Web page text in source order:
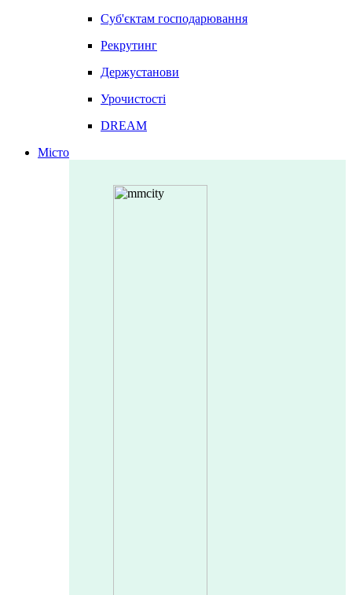
Суб'єктам господарювання
Рекрутинг
Держустанови
Урочистості
DREAM
Місто